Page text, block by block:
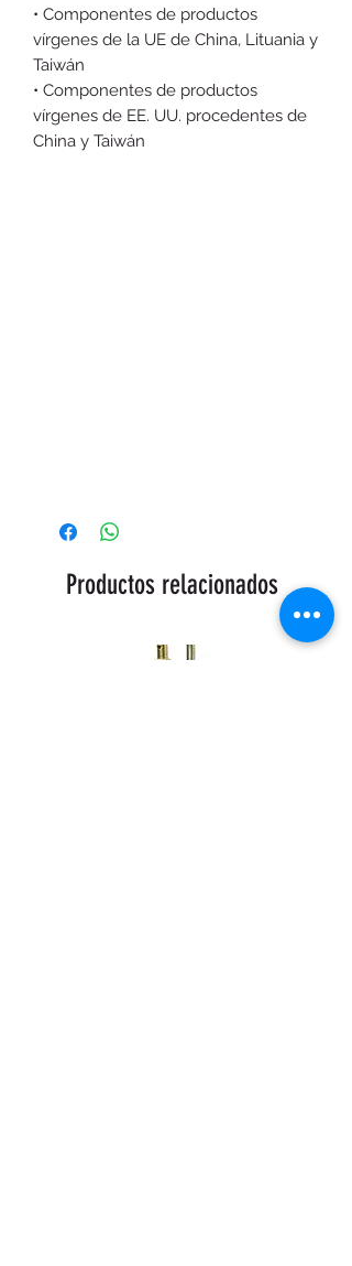
• Componentes de productos
vírgenes de la UE de China, Lituania y
Taiwán
• Componentes de productos
vírgenes de EE. UU. procedentes de
China y Taiwán
Productos relacionados